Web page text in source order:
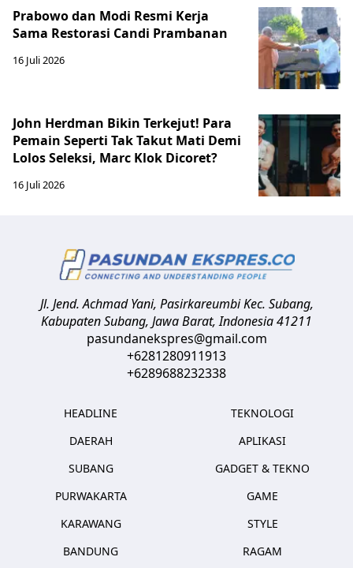
Prabowo dan Modi Resmi Kerja
Sama Restorasi Candi Prambanan
16 Juli 2026
John Herdman Bikin Terkejut! Para
Pemain Seperti Tak Takut Mati Demi
Lolos Seleksi, Marc Klok Dicoret?
16 Juli 2026
Jl. Jend. Achmad Yani, Pasirkareumbi Kec. Subang,
Kabupaten Subang, Jawa Barat,Indonesia41211
pasundanekspres@gmail.com
+6281280911913
+6289688232338
HEADLINE
DAERAH
SUBANG
PURWAKARTA
KARAWANG
BANDUNG
TEKNOLOGI
APLIKASI
GADGET & TEKNO
GAME
STYLE
RAGAM